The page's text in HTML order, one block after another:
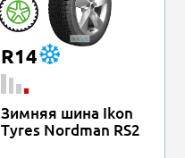
R14
Зимняя шина Ikon
Tyres Nordman RS2